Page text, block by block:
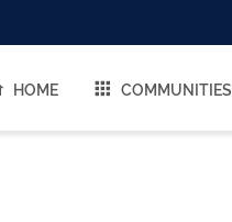
HOME COMMUNITIES